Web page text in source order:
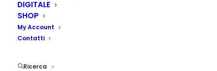
DIGITALE
SHOP
My Account
Contatti
Ricerca
Storie di maestre e
maestri ribelli